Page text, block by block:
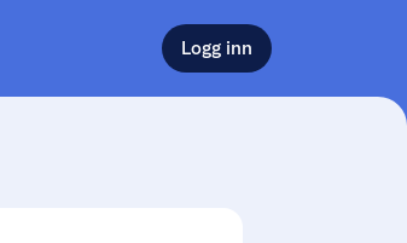
Logg inn